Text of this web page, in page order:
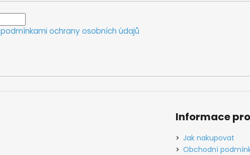
podmínkami ochrany osobních údajů
Informace
Jak nakupovat
Obchodní